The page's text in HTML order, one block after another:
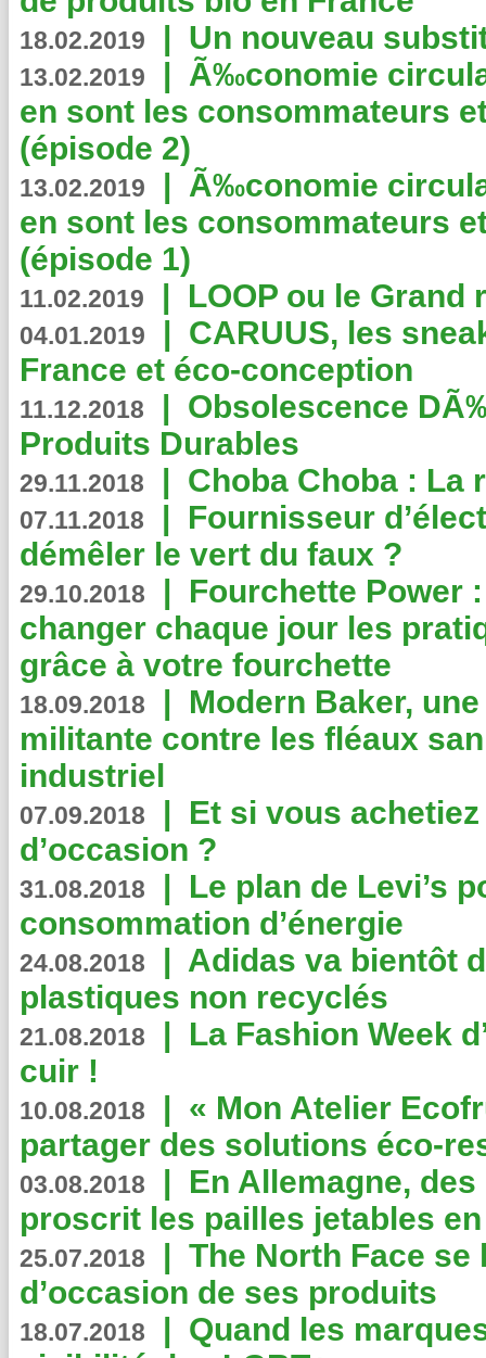
18.02.2019 | Un nouveau
13.02.2019 | Ã‰conomie
en sont les consommateurs
(épisode 2)
13.02.2019 | Ã‰conomie
en sont les consommateurs
(épisode 1)
11.02.2019 | LOOP ou le Grand
04.01.2019 | CARUUS, les
France et éco-conception
11.12.2018 | Obsolescence
Produits Durables
29.11.2018 | Choba Choba : La
07.11.2018 | Fournisseur
démêler le vert du faux ?
29.10.2018 | Fourchette Power
changer chaque jour les
grâce à votre fourchette
18.09.2018 | Modern Baker,
militante contre les fléaux
industriel
07.09.2018 | Et si vous
d’occasion ?
31.08.2018 | Le plan de Levi’s
consommation d’énergie
24.08.2018 | Adidas va bientôt
plastiques non recyclés
21.08.2018 | La Fashion Week
cuir !
10.08.2018 | « Mon Atelier
partager des solutions éco-
03.08.2018 | En Allemagne,
proscrit les pailles jetables
25.07.2018 | The North Face se
d’occasion de ses produits
18.07.2018 | Quand les